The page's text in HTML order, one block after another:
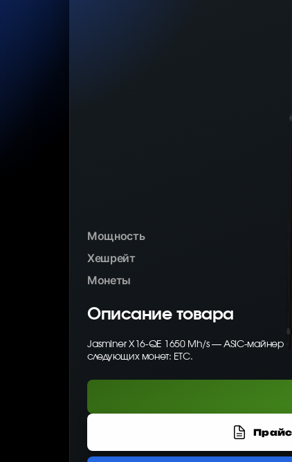
Мощность
Хешрейт
Монеты
Описание товара
Jasminer X16-QE 1650 Mh/s — ASIC-майнер
следующих монет: ETC.